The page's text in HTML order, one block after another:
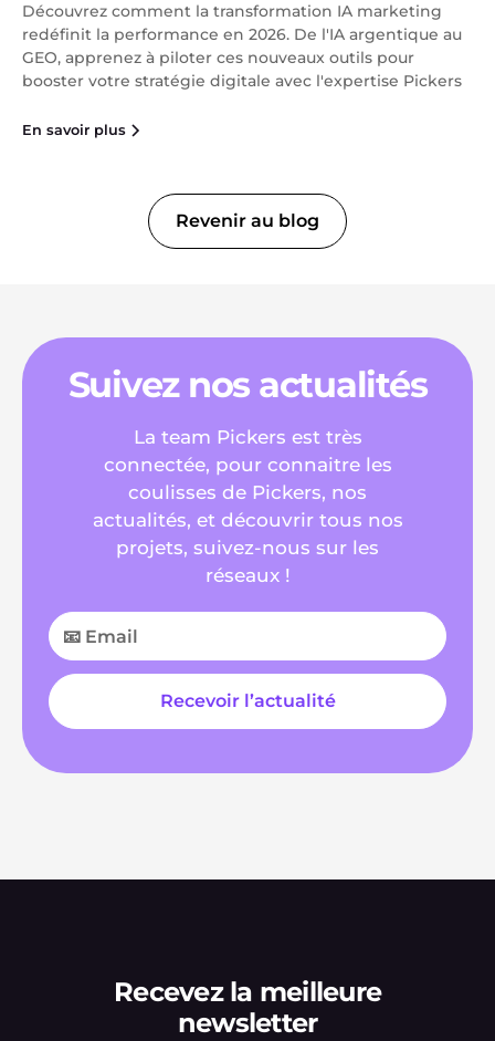
Découvrez comment la transformation IA marketing
redéfinit la performance en 2026. De l'IA argentique au
GEO, apprenez à piloter ces nouveaux outils pour
booster votre stratégie digitale avec l'expertise Pickers
En savoir plus
Revenir au blog
Suivez nos actualités
La team Pickers est très
connectée, pour connaitre les
coulisses de Pickers, nos
actualités, et découvrir tous nos
projets, suivez-nous sur les
réseaux !
Recevez la meilleure
newsletter